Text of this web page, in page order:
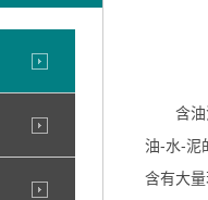
含油污
油-水-泥
含有大量